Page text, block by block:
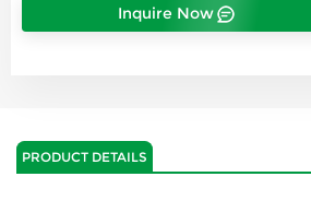
Inquire Now
PRODUCT DETAILS